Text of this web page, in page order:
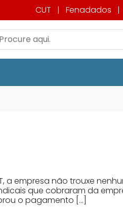
CUT | Fenadados |
a empresa não trouxe
que cobraram da
o pagamento […]